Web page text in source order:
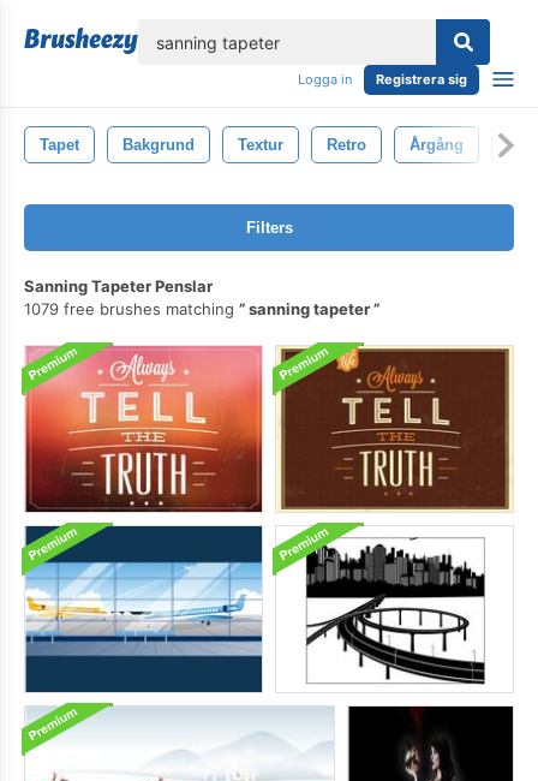
Logga in Registrera sig
Tapet Bakgrund Textur Retro Årgång
Filters
Sanning Tapeter Penslar
1079 free brushes matching
sanning tapeter